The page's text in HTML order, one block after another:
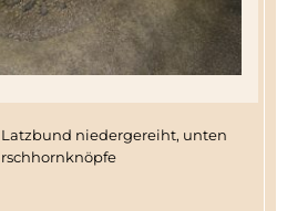
Latzbund niedergereiht, unten